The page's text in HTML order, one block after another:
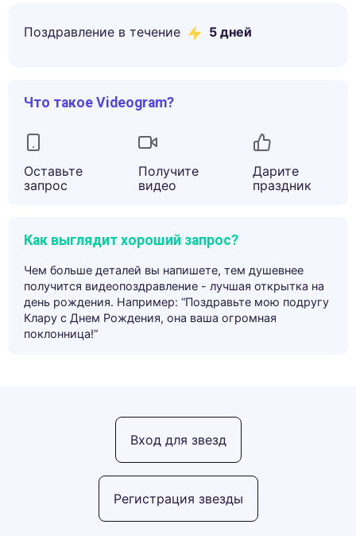
Поздравление в течение 5 дней
Что такое Videogram?
Оставьте
запрос
Получите
видео
Дарите
праздник
Как выглядит хороший запрос?
Чем больше деталей вы напишете, тем душевнее
получится видеопоздравление - лучшая открытка на
день рождения. Например: “Поздравьте мою подругу
Клару с Днем Рождения, она ваша огромная
поклонница!”
Регистрация звезды
Вход для звезд